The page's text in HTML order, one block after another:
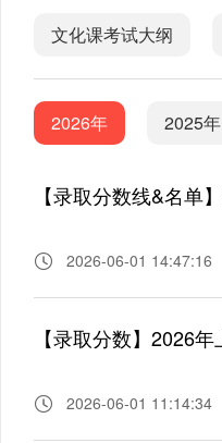
文化课考试大纲
2026年 2025年
2026-06-01 14:47:16
【录取分数】2026
2026-06-01 11:14:34